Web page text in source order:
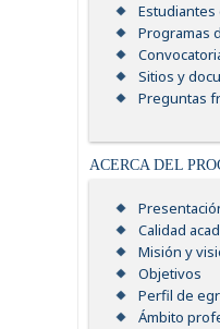
Estudiantes
Programas
Sitios y
Preguntas
ACERCA DEL
Calidad
Misión y
Objetivos
Perfil de
Ámbito